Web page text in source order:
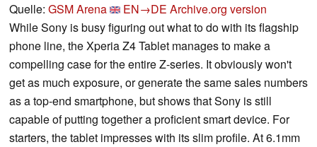
Quelle: GSM Arena EN→DE Archive.org version
While Sony is busy figuring out what to do with its flagship
phone line, the Xperia Z4 Tablet manages to make a
compelling case for the entire Z-series. It obviously won't
get as much exposure, or generate the same sales numbers
as a top-end smartphone, but shows that Sony is still
capable of putting together a proficient smart device. For
starters, the tablet impresses with its slim profile. At 6.1mm